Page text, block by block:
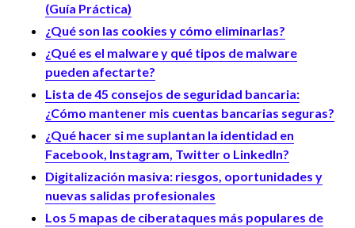
(Guía Práctica)
¿Qué son las cookies y cómo eliminarlas?
¿Qué es el malware y qué tipos de malware
pueden afectarte?
Lista de 45 consejos de seguridad bancaria:
¿Cómo mantener mis cuentas bancarias seguras?
¿Qué hacer si me suplantan la identidad en
Facebook, Instagram, Twitter o LinkedIn?
Digitalización masiva: riesgos, oportunidades y
nuevas salidas profesionales
Los 5 mapas de ciberataques más populares de